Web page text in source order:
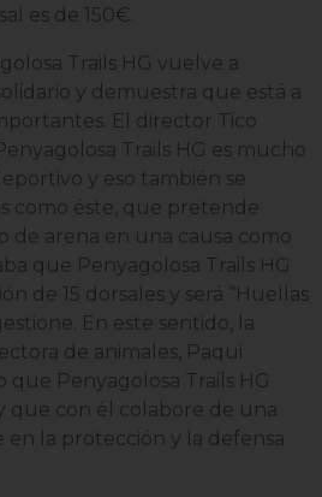
es de 150€.
Trails HG vuelve a
y demuestra que está a
El director Tico
Trails HG es mucho
y eso también se
como éste, que pretende
de arena en una causa como
que Penyagolosa Trails HG
de 15 dorsales y será “Huellas
En este sentido, la
de animales, Paqui
que Penyagolosa Trails HG
que con él colabore de una
la protección y la defensa